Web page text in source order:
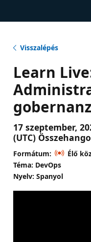
Visszalépés
Learn
17 szeptember,
(UTC)
Formátum:
Élő
Téma: DevOps
Nyelv: Spanyol